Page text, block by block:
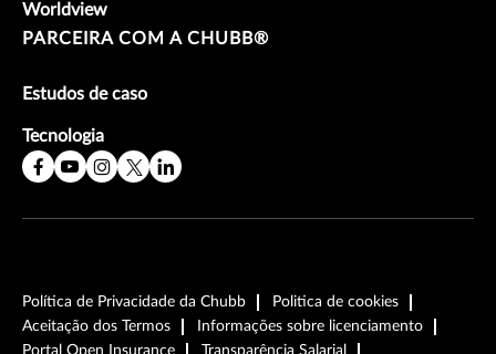
Worldview
PARCEIRA COM A CHUBB®
Estudos de caso
Tecnologia
Política de Privacidade da Chubb
Politica de cookies
Aceitação dos Termos
Informações sobre licenciamento
Portal Open Insurance
Transparência Salarial